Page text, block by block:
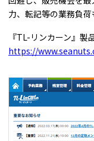
力、転記等の業務負
『TL-リンカーン』製
https://